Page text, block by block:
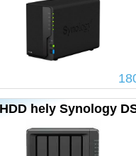
hely Synology